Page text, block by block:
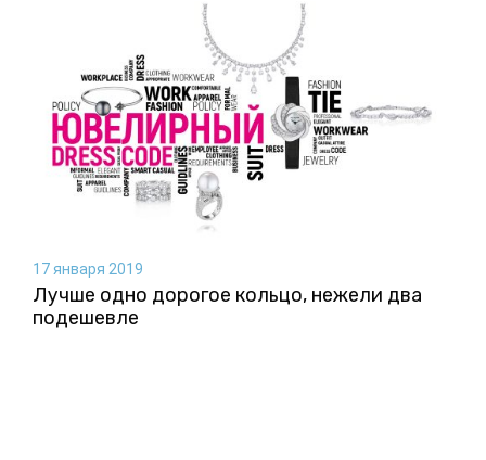
17 января 2019
Лучше одно дорогое кольцо, нежели два
подешевле